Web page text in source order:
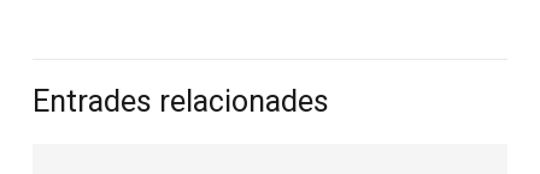
Entrades relacionades